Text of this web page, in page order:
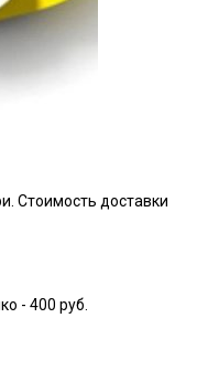
Стоимость доставки
- 400 руб.